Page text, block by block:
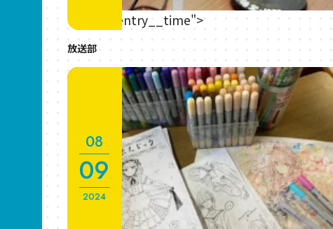
" class="entry__time">
放送部
2024
08
09